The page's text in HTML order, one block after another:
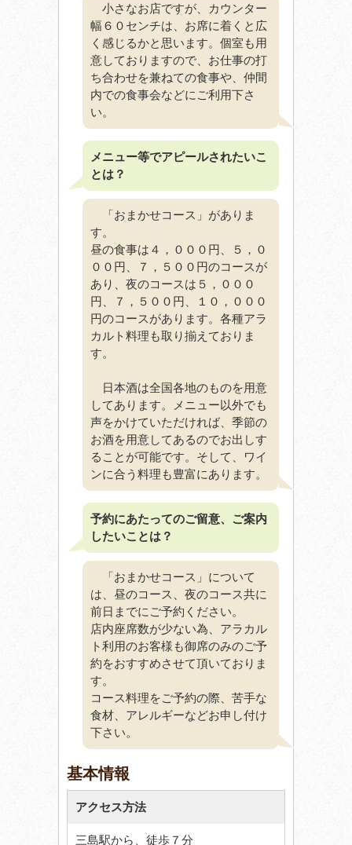
小さなお店ですが、カウンター
幅６０センチは、お席に着くと広
く感じるかと思います。個室も用
意しておりますので、お仕事の打
ち合わせを兼ねての食事や、仲間
内での食事会などにご利用下さ
い。
メニュー等でアピールされたいこ
とは？
「おまかせコース」がありま
す。
昼の食事は４，０００円、５，０
００円、７，５００円のコースが
あり、夜のコースは５，０００
円、７，５００円、１０，０００
円のコースがあります。各種アラ
カルト料理も取り揃えておりま
す。
日本酒は全国各地のものを用意
してあります。メニュー以外でも
声をかけていただければ、季節の
お酒を用意してあるのでお出しす
ることが可能です。そして、ワイ
ンに合う料理も豊富にあります。
予約にあたってのご留意、ご案内
したいことは？
「おまかせコース」について
は、昼のコース、夜のコース共に
前日までにご予約ください。
店内座席数が少ない為、アラカル
ト利用のお客様も御席のみのご予
約をおすすめさせて頂いておりま
す。
コース料理をご予約の際、苦手な
食材、アレルギーなどお申し付け
下さい。
基本情報
アクセス方法
三島駅から、徒歩７分